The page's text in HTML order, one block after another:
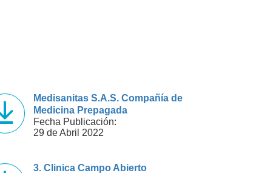
Medisanitas S.A.S. Compañía de
Medicina Prepagada
Fecha Publicación:
29 de Abril 2022
3. Clinica Campo Abierto